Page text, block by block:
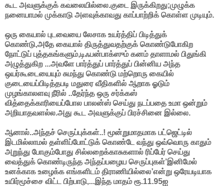
கூட அவளுக்குக் கவலையில்லை.குடை இருக்கிறது;முழுக்க
நனையாமல் முக்காடு அளவுக்காவது காப்பாற்றிக் கொள்ள முடியும்.
ஒரு கையால் புடவையை லேசாக உயர்த்திப் பிடித்துக்
கொண்டு,அதே கையால் திருத்துவதற்குக் கொண்டுபோகிற
நோட்டுப் புத்தகங்களும்,டிஃபன்பாக்ஸும் கனம் தாளாமல் பிதுங்கி
அழுத்துகிற ...அவளே பார்த்துப் பார்த்துப் பின்னிய அந்த
ஒயர்கூடையையும் சுமந்து கொண்டு மற்றொரு கையில்
குடையைப்பிடித்தபடி மதுரை வீதிகளில் ஆறாக ஓடும்
முழங்காலளவு நீரில் ..தேர்ந்த ஒரு சர்க்கஸ்
வித்தைக்காரியைப்போல பாலன்ஸ் செய்து நடப்பதை உமா ஒன்றும்
அறியாதவளல்ல.அது கூட அவளுக்குப் பிரச்சினை இல்லை.
ஆனால்..அந்தச் செருப்புக்கள்..! மூன்றுமாதமாக பட்ஜெட்டில்
இடமில்லாமல் தள்ளிப்போட்டுக் கொண்டே வந்து ஒவ்வொரு காதும்
அறுந்து போகும்போது சில்லறைக்காசுகளால் ரிப்பேர் செய்து
வைத்துக் கொண்டிருந்த அந்தப்பழைய செருப்புகள்’இனிமேல்
உனக்காக உழைக்க எங்களிடம் திராணியில்லை’என்று ஒரேயடியாக
உயிர்மூச்சை விட்ட பிற்பாடு,...இந்த மாதம் ரூ.11.95ஐ